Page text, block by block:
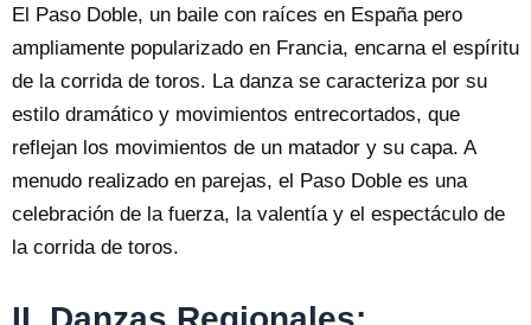
El Paso Doble, un baile con raíces en España pero
ampliamente popularizado en Francia, encarna el espíritu
de la corrida de toros. La danza se caracteriza por su
estilo dramático y movimientos entrecortados, que
reflejan los movimientos de un matador y su capa. A
menudo realizado en parejas, el Paso Doble es una
celebración de la fuerza, la valentía y el espectáculo de
la corrida de toros.